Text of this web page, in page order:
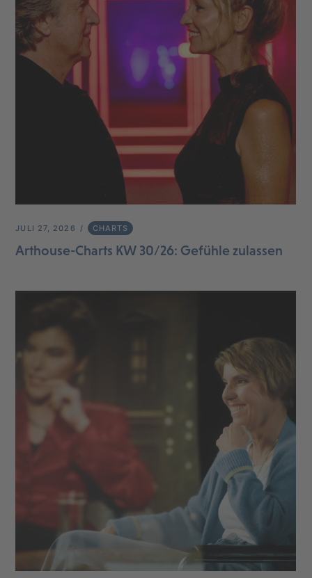
JULI 27, 2026 CHARTS
Arthouse-Charts KW 30/26: Gefühle zulassen